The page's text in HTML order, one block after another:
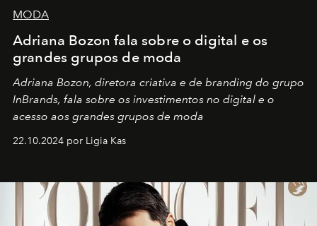
MODA
Adriana Bozon fala sobre o digital e os
grandes grupos de moda
Adriana Bozon, diretora criativa e de branding do grupo
InBrands, fala sobre os investimentos no digital e o
acesso aos grandes grupos de moda
22.10.2024 por Ligia Kas